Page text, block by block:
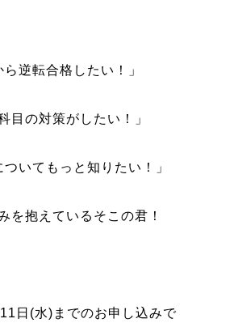
ら逆転合格したい！」
目の対策がしたい！」
ついてもっと知りたい！」
を抱えているそこの君！
日(水)までのお申し込みで